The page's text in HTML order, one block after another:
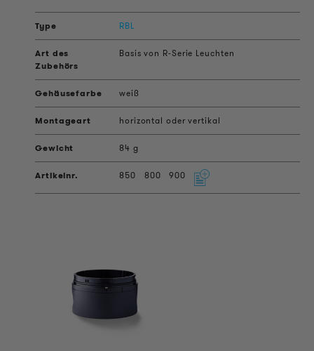
RBL
Basis von R-Serie Leuchten
weiß
horizontal oder vertikal
84 g
850 800 900